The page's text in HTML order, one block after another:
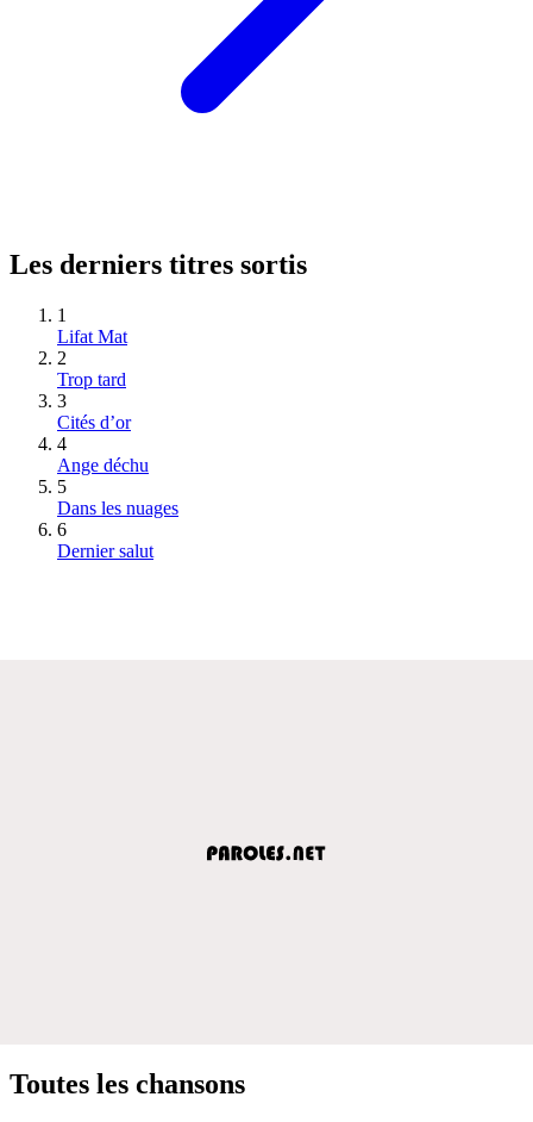
Les derniers titres sortis
1
Lifat Mat
2
Trop tard
3
Cités d’or
4
Ange déchu
5
Dans les nuages
6
Dernier salut
Toutes les chansons